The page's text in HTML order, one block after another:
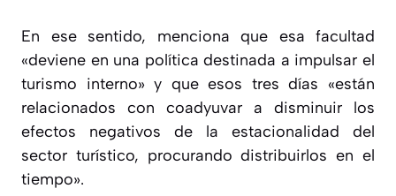
En ese sentido, menciona que esa facultad
«deviene en una política destinada a impulsar el
turismo interno» y que esos tres días «están
relacionados con coadyuvar a disminuir los
efectos negativos de la estacionalidad del
sector turístico, procurando distribuirlos en el
tiempo».